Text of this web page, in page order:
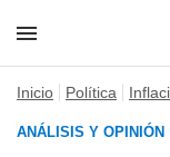
Inicio Política
ANÁLISIS Y OPINIÓN